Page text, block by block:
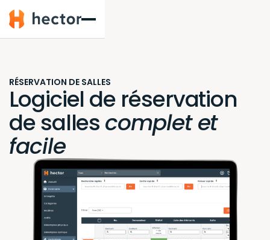
Hector
RÉSERVATION DE SALLES
Logiciel de réservation
de sallescomplet et
facile